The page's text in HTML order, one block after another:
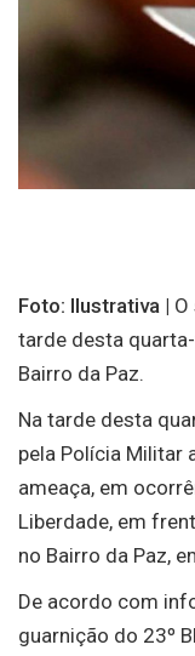
Foto: Ilustrativa |
tarde desta
Bairro da Paz.
Na tarde desta
pela Polícia Militar
ameaça, em
Liberdade, em
no Bairro da Paz,
De acordo com
guarnição do 23º